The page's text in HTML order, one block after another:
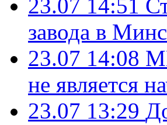
23.07 14:51
завода в
23.07 14:08
не является
23.07 13:29